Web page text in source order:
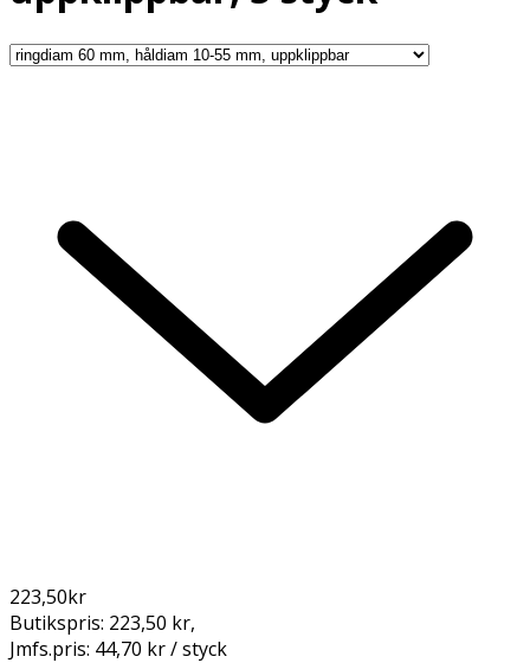
223,50kr
Butikspris: 223,50 kr,
Jmfs.pris: 44,70 kr / styck